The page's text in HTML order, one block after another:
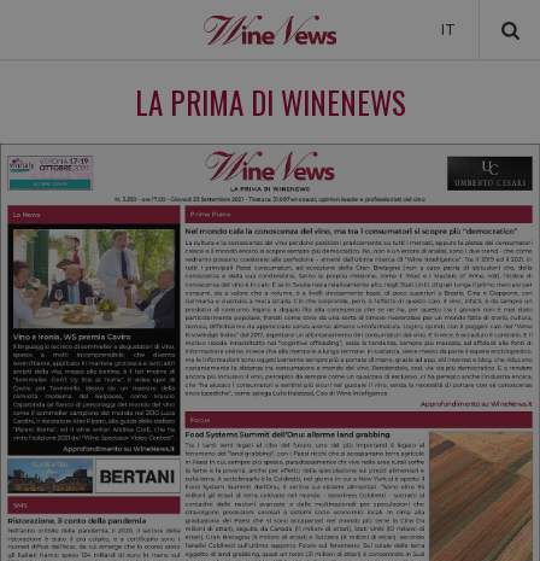
IT
LA PRIMA DI WINENEWS